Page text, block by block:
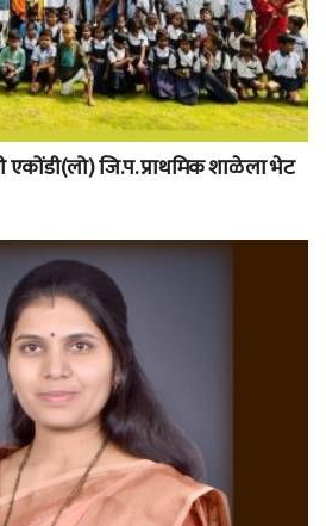
एकोंडी(लो) जि.प. प्राथमिक शाळेला भेट